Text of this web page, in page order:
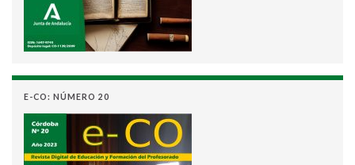
E-CO: NÚMERO 20